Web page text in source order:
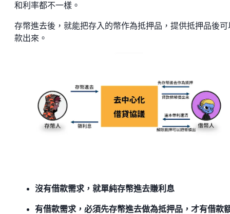
和利率都不一樣。
存幣進去後，就能把存入的幣作為抵押品，提供抵押品後可
款出來。
沒有借款需求，就單純存幣進去賺利息
有借款需求，必須先存幣進去做為抵押品，才有借款